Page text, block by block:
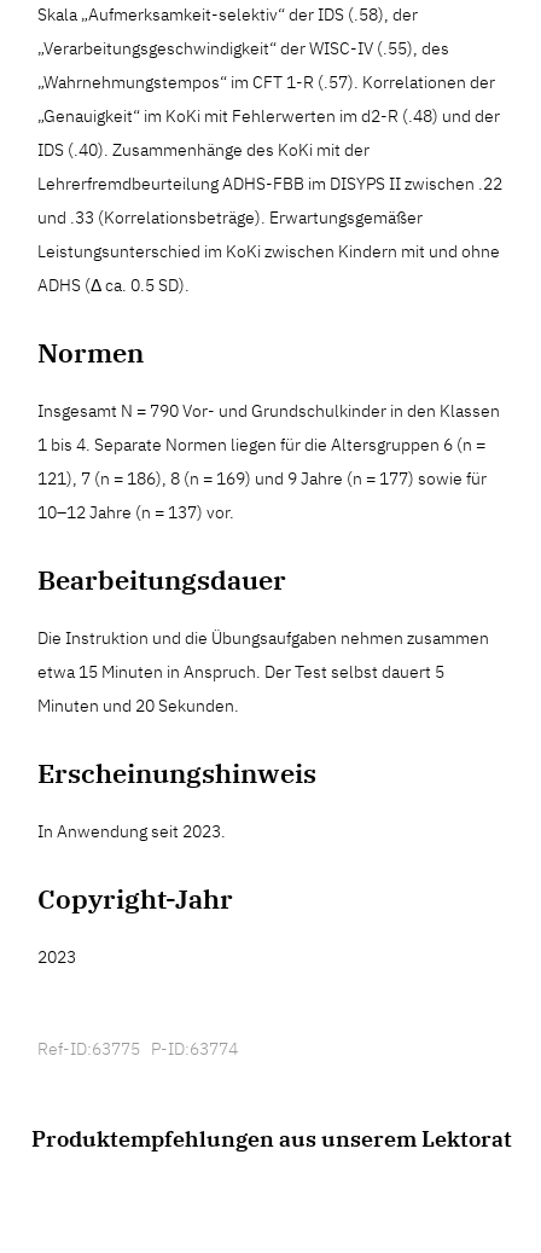
Skala „Aufmerksamkeit-selektiv“ der IDS (.58), der
„Verarbeitungsgeschwindigkeit“ der WISC-IV (.55), des
„Wahrnehmungstempos“ im CFT 1-R (.57). Korrelationen der
„Genauigkeit“ im KoKi mit Fehlerwerten im d2-R (.48) und der
IDS (.40). Zusammenhänge des KoKi mit der
Lehrerfremdbeurteilung ADHS-FBB im DISYPS II zwischen .22
und .33 (Korrelationsbeträge). Erwartungsgemäßer
Leistungsunterschied im KoKi zwischen Kindern mit und ohne
ADHS (Δ ca. 0.5 SD).
Normen
Insgesamt N = 790 Vor- und Grundschulkinder in den Klassen
1 bis 4. Separate Normen liegen für die Altersgruppen 6 (n =
121), 7 (n = 186), 8 (n = 169) und 9 Jahre (n = 177) sowie für
10–12 Jahre (n = 137) vor.
Bearbeitungsdauer
Die Instruktion und die Übungsaufgaben nehmen zusammen
etwa 15 Minuten in Anspruch. Der Test selbst dauert 5
Minuten und 20 Sekunden.
Erscheinungshinweis
In Anwendung seit 2023.
Copyright-Jahr
2023
Ref-ID:63775 P-ID:63774
Produktempfehlungen aus unserem Lektorat